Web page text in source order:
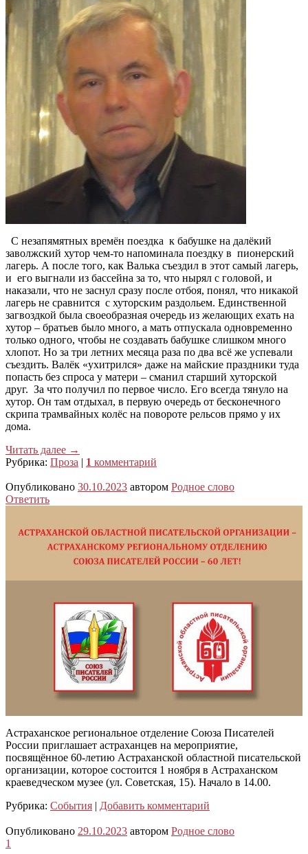
С незапямятных времён поездка к бабушке на далёкий
заволжский хутор чем-то напоминала поездку в пионерский
лагерь. А после того, как Валька съездил в этот самый лагерь,
и его выгнали из бассейна за то, что нырял с головой, и
наказали, что не заснул сразу после отбоя, понял, что никакой
лагерь не сравнится с хуторским раздольем. Единственной
загвоздкой была своеобразная очередь из желающих ехать на
хутор – братьев было много, а мать отпускала одновременно
только одного, чтобы не создавать бабушке слишком много
хлопот. Но за три летних месяца раза по два всё же успевали
съездить. Валёк «ухитрился» даже на майские праздники туда
попасть без спроса у матери – сманил старший хуторской
друг. За что получил по первое число. Его всегда тянуло на
хутор. Он там отдыхал, в первую очередь от бесконечного
скрипа трамвайных колёс на повороте рельсов прямо у их
дома.
Читать далее →
Рубрика: Проза | 1 комментарий
Опубликовано 30.10.2023 автором Родное слово
Ответить
Астраханское региональное отделение Союза Писателей
России приглашает астраханцев на мероприятие,
посвящённое 60-летию Астраханской областной писательской
организации, которое состоится 1 ноября в Астраханском
краеведческом музее (ул. Советская, 15). Начало в 14.00.
Рубрика: События | Добавить комментарий
Опубликовано 29.10.2023 автором Родное слово
1